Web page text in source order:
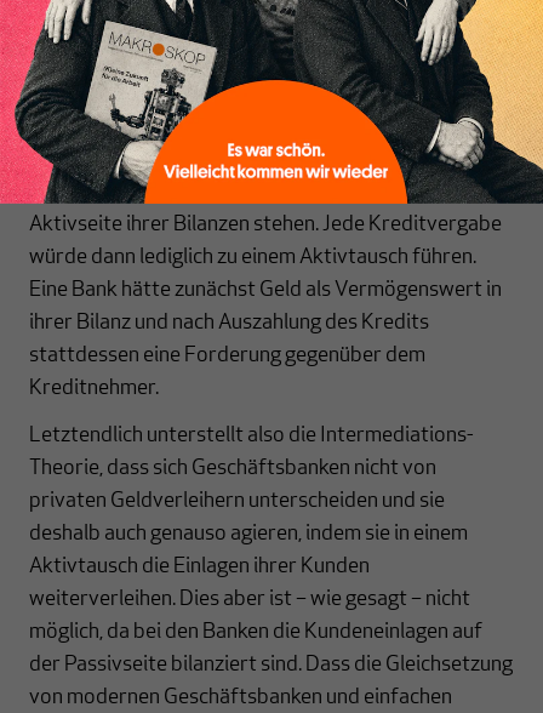
vornehmen, also beispielsweise ihre Verbindlichkeiten
(Bankeinlagen) gegenüber dem Kunden A reduzieren
und die entsprechende Summe als Kredit auf das
Konto des Kunden B übertragen. Wenn Banken
tatsächlich Geld verleihen würden, das sie zuvor von
Sparern erhalten haben, müsste dieses Geld auf der
Aktivseite ihrer Bilanzen stehen. Jede Kreditvergabe
würde dann lediglich zu einem Aktivtausch führen.
Eine Bank hätte zunächst Geld als Vermögenswert in
ihrer Bilanz und nach Auszahlung des Kredits
stattdessen eine Forderung gegenüber dem
Kreditnehmer.
Letztendlich unterstellt also die Intermediations-
Theorie, dass sich Geschäftsbanken nicht von
privaten Geldverleihern unterscheiden und sie
deshalb auch genauso agieren, indem sie in einem
Aktivtausch die Einlagen ihrer Kunden
weiterverleihen. Dies aber ist – wie gesagt – nicht
möglich, da bei den Banken die Kundeneinlagen auf
der Passivseite bilanziert sind. Dass die Gleichsetzung
von modernen Geschäftsbanken und einfachen